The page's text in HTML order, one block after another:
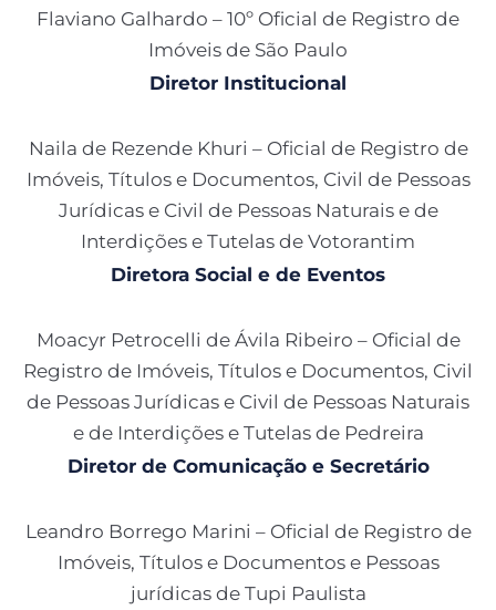
Flaviano Galhardo – 10º Oficial de Registro de
Imóveis de São Paulo
Diretor Institucional
Naila de Rezende Khuri – Oficial de Registro de
Imóveis, Títulos e Documentos, Civil de Pessoas
Jurídicas e Civil de Pessoas Naturais e de
Interdições e Tutelas de Votorantim
Diretora Social e de Eventos
Moacyr Petrocelli de Ávila Ribeiro – Oficial de
Registro de Imóveis, Títulos e Documentos, Civil
de Pessoas Jurídicas e Civil de Pessoas Naturais
e de Interdições e Tutelas de Pedreira
Diretor de Comunicação e Secretário
Leandro Borrego Marini – Oficial de Registro de
Imóveis, Títulos e Documentos e Pessoas
jurídicas de Tupi Paulista